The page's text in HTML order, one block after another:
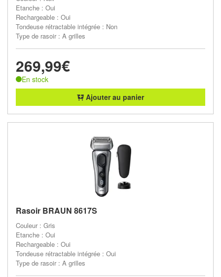
Etanche : Oui
Rechargeable : Oui
Tondeuse rétractable intégrée : Non
Type de rasoir : A grilles
269,99€
En stock
Ajouter au panier
Rasoir BRAUN 8617S
Couleur : Gris
Etanche : Oui
Rechargeable : Oui
Tondeuse rétractable intégrée : Oui
Type de rasoir : A grilles